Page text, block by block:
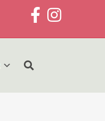
FacebookInstagram